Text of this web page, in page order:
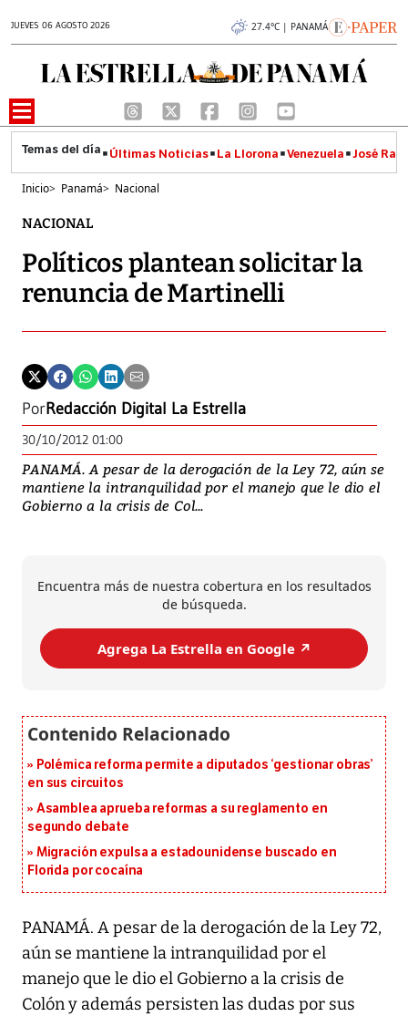
JUEVES 06 AGOSTO 2026 27.4°C | PANAMÁ
Últimas Noticias La Llorona Venezuela José
Inicio> Panamá> Nacional
NACIONAL
Políticos plantean solicitar la
renuncia de Martinelli
PorRedacción Digital La Estrella
30/10/2012 01:00
PANAMÁ. A pesar de la derogación de la Ley 72, aún se
mantiene la intranquilidad por el manejo que le dio el
Gobierno a la crisis de Col...
Encuentra más de nuestra cobertura en los resultados
de búsqueda.
Agrega La Estrella en Google ↗️
Polémica reforma permite a diputados ‘gestionar obras’
en sus circuitos
Asamblea aprueba reformas a su reglamento en
segundo debate
Migración expulsa a estadounidense buscado en
Florida por cocaína
PANAMÁ. A pesar de la derogación de la Ley 72,
aún se mantiene la intranquilidad por el
manejo que le dio el Gobierno a la crisis de
Colón y además persisten las dudas por sus